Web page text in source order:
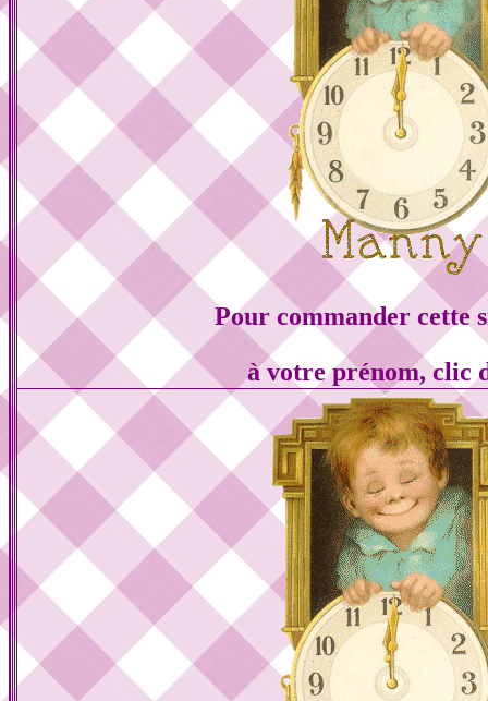
Pour commander cette
à votre prénom, clic